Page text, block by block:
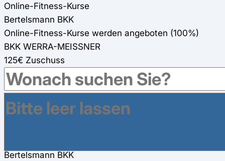
Online-Fitness-Kurse
Bertelsmann BKK
Online-Fitness-Kurse werden angeboten (100%)
BKK WERRA-MEISSNER
125€ Zuschuss
Gesundheitsreisen
Bertelsmann BKK
200€ Zuschuss für Gesundheitsreisen
BKK WERRA-MEISSNER
Bertelsmann BKK